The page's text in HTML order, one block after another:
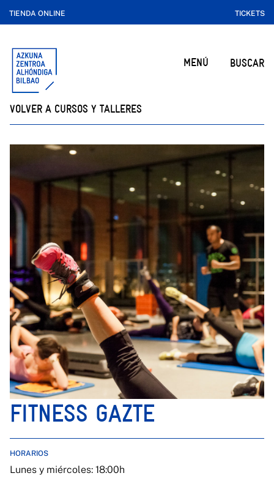
TIENDA ONLINE TICKETS
MENÚ BUSCAR
VOLVER A CURSOS Y TALLERES
FITNESS GAZTE
HORARIOS
Lunes y miércoles: 18:00h